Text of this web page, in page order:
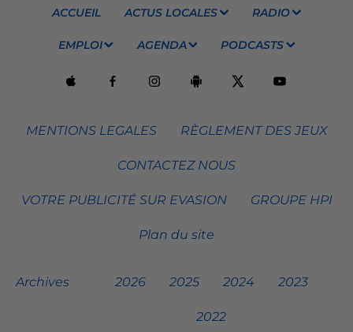
ACCUEIL ACTUS LOCALES RADIO
EMPLOI AGENDA PODCASTS
MENTIONS LEGALES RÈGLEMENT DES JEUX
CONTACTEZ NOUS
VOTRE PUBLICITÉ SUR EVASION GROUPE HPI
Plan du site
Archives 2026 2025 2024 2023
2022